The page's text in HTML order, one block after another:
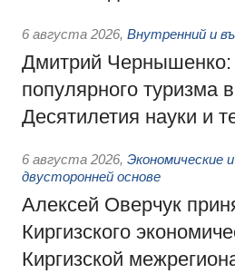
6 августа 2026, Внутренний и
Дмитрий Чернышенко:
популярного туризма
Десятилетия науки и
6 августа 2026, Экономические
двусторонней основе
Алексей Оверчук
Киргизского
Киргизской